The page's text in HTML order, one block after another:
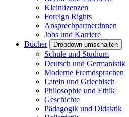
Kleinlizenzen
Foreign Rights
Ansprechpartner:innen
Jobs und Karriere
Bücher
Dropdown umschalten
Schule und Studium
Deutsch und Germanistik
Moderne Fremdsprachen
Latein und Griechisch
Philosophie und Ethik
Geschichte
Pädagogik und Didaktik